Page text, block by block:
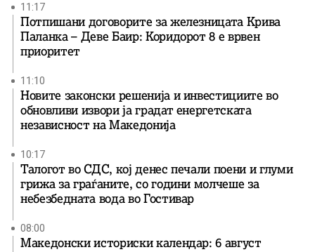
11:17
Потпишани договорите за железницата Крива
Паланка – Деве Баир: Коридорот 8 е врвен
приоритет
11:10
Новите законски решенија и инвестициите во
обновливи извори ја градат енергетската
независност на Македонија
10:17
Талогот во СДС, кој денес печали поени и глуми
грижа за граѓаните, со години молчеше за
небезбедната вода во Гостивар
08:00
Македонски историски календар: 6 август